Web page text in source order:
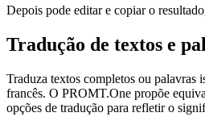
Depois pode editar e copiar o
Tradução de textos e
Traduza textos completos ou palavras
francês. O PROMT.One propõe
opções de tradução para refletir o